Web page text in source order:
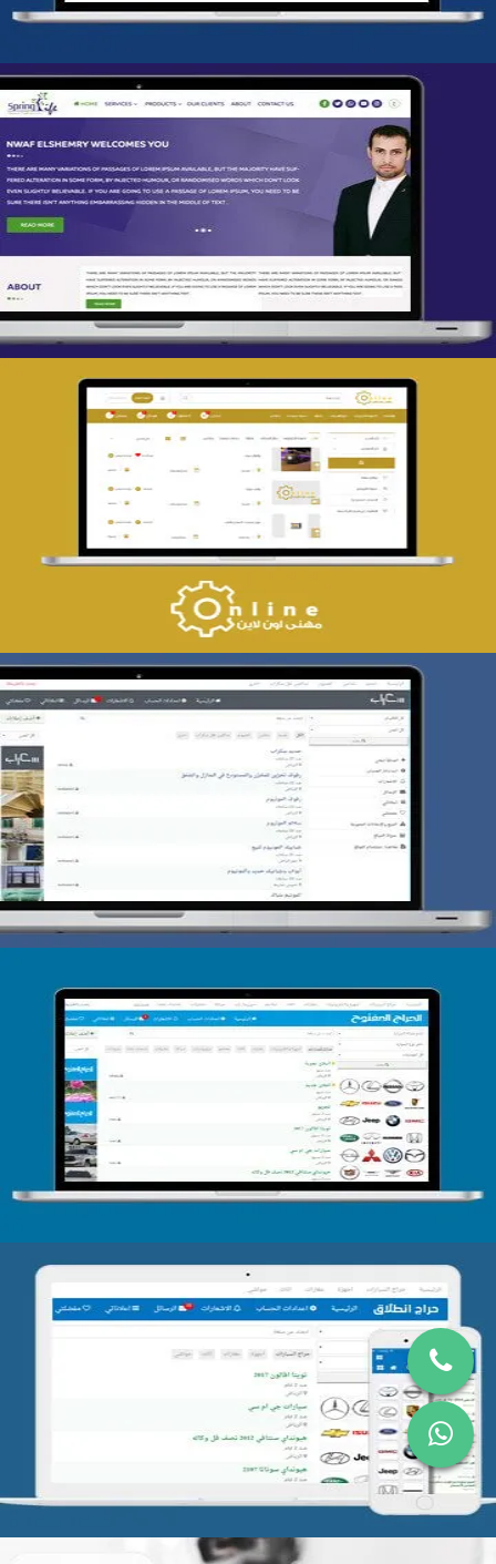
تصميم spring life
تصميم حراج مهنى
التفاصيل
تصميم حراج سكراب
التفاصيل
تصميم الحراج الدولى
تصميم موقع حراج